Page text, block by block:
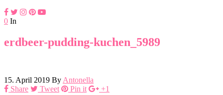
0 In
erdbeer-pudding-kuchen_5989
15. April 2019 By Antonella
Share
Tweet Pin it +1